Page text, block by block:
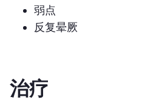
弱点
反复晕厥
治疗